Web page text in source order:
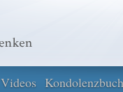
Videos Kondolenzbuch